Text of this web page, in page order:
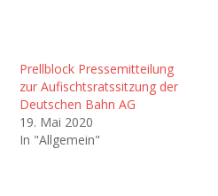
Prellblock Pressemitteilung
zur Aufischtsratssitzung der
Deutschen Bahn AG
19. Mai 2020
In "Allgemein"